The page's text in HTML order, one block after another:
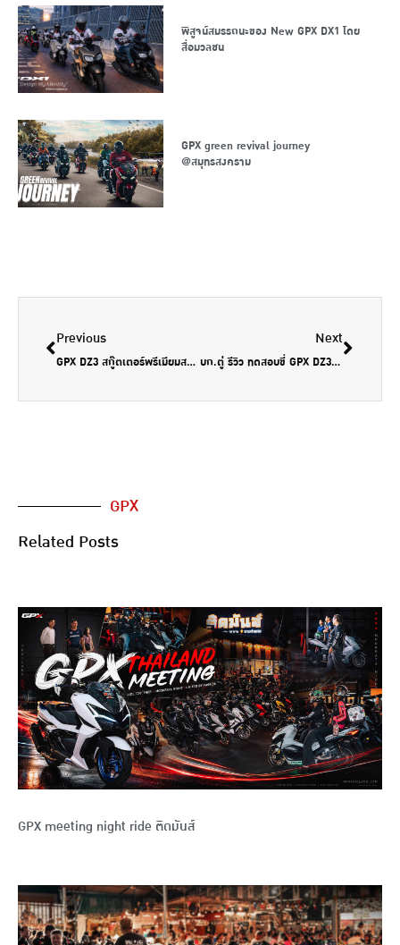
พิสูจน์สมรรถนะของ New GPX DX1 โดย
สื่อมวลชน
GPX green revival journey
@สมุทรสงคราม
Previous
GPX DZ3 สกู๊ตเตอร์พรีเมียมสปอร์ต เครื่องใหญ่ ไซส์คล่องตัว ราคาไม่เกินแสน! by Bikegalleria Review
Next
บก.ตู่ รีวิว ทดสอบขี่ GPX DZ3 Sport ราคา 99,800 บาท จากกรุงเทพฯ – ลุยเชียงใหม่ม้วนเดียวจบ อย่างมันส์ by RidersclubMag Channel
GPX
Related Posts
GPX meeting night ride ติดมันส์